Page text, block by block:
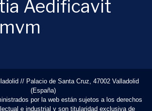
Aedificavit
// Palacio de Santa Cruz, 47002 Valladolid
(España)
por la web están sujetos a los derechos
e industrial y son titularidad exclusiva de